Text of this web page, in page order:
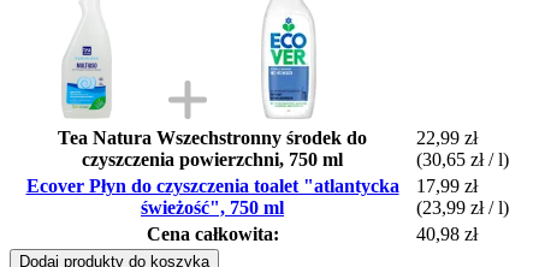
Tea Natura Wszechstronny środek do
czyszczenia powierzchni, 750 ml
22,99 zł
(30,65 zł / l)
Ecover Płyn do czyszczenia toalet "atlantycka
świeżość", 750 ml
17,99 zł
(23,99 zł / l)
Cena całkowita:
40,98 zł
Dodaj produkty do koszyka